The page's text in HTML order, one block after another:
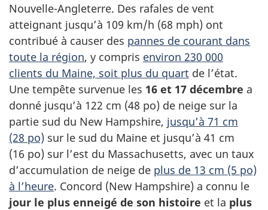
Nouvelle-Angleterre. Des rafales de vent
atteignant jusqu’à 109 km/h (68 mph) ont
contribué à causer des pannes de courant dans
toute la région, y compris environ 230 000
clients du Maine, soit plus du quart de l’état.
Une tempête survenue les 16 et 17 décembre a
donné jusqu’à 122 cm (48 po) de neige sur la
partie sud du New Hampshire, jusqu’à 71 cm
(28 po) sur le sud du Maine et jusqu’à 41 cm
(16 po) sur l’est du Massachusetts, avec un taux
d’accumulation de neige de plus de 13 cm (5 po)
à l’heure. Concord (New Hampshire) a connu le
jour le plus enneigé de son histoire et la plus